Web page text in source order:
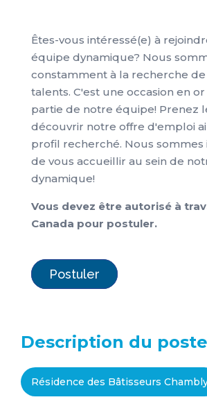
Êtes-vous intéressé(e) à
équipe dynamique? Nous
constamment à la recherche
talents. C'est une occasion en
partie de notre équipe! Prenez
découvrir notre offre d'emploi
profil recherché. Nous sommes
de vous accueillir au sein de
dynamique!
Vous devez être autorisé à
Canada pour postuler.
Postuler
Description du poste
Résidence des Bâtisseurs